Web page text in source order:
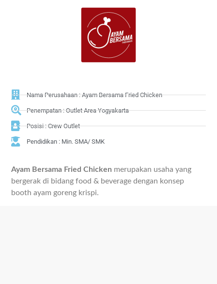
Nama Perusahaan : Ayam Bersama Fried Chicken
Penempatan : Outlet Area Yogyakarta
Posisi : Crew Outlet
Pendidikan : Min. SMA/ SMK
Ayam Bersama Fried Chicken merupakan usaha yang
bergerak di bidang food & beverage dengan konsep
booth ayam goreng krispi.